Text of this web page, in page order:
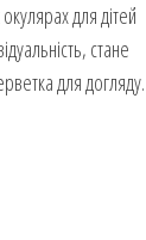
для дітей
стане
для догляду.